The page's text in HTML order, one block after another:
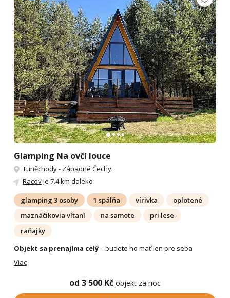
Glamping Na ovčí louce
Tuněchody- Západné Čechy
Racovje 7.4 km daleko
glamping 3 osoby 1 spálňa vírivka
oplotené
maznáčikovia vítaní
na samote
pri lese
raňajky
Objekt sa prenajíma celý– budete ho mať len pre seba
Viac
od 3 500 Kč objekt za noc